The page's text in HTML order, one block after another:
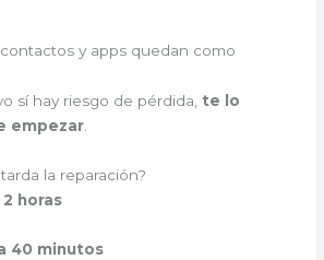
contactos y apps quedan como
sí hay riesgo de pérdida, te lo
empezar
la reparación?
2 horas
40 minutos